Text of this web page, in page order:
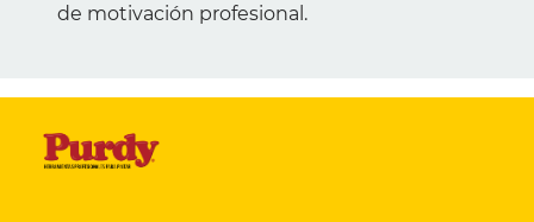
de motivación profesional.